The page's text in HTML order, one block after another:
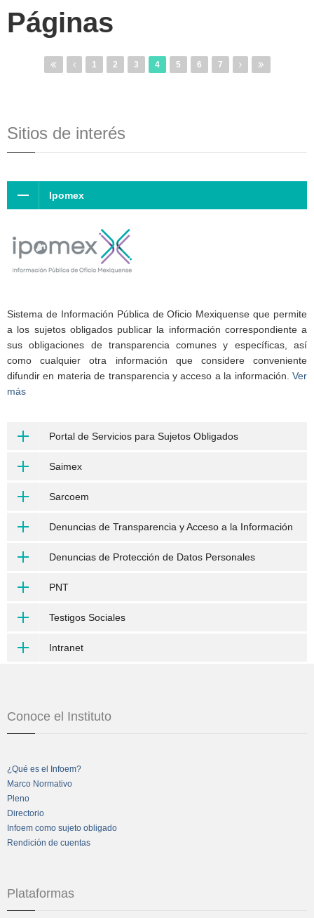
Páginas
1 2 3 4 5 6 7
Sitios de interés
Ipomex
Sistema de Información Pública de Oficio Mexiquense que permite
a los sujetos obligados publicar la información correspondiente a
sus obligaciones de transparencia comunes y específicas, así
como cualquier otra información que considere conveniente
difundir en materia de transparencia y acceso a la información. Ver
más
Portal de Servicios para Sujetos Obligados
Saimex
Sarcoem
Denuncias de Transparencia y Acceso a la Información
Denuncias de Protección de Datos Personales
PNT
Testigos Sociales
Intranet
Conoce el Instituto
¿Qué es el Infoem?
Marco Normativo
Pleno
Directorio
Infoem como sujeto obligado
Rendición de cuentas
Plataformas